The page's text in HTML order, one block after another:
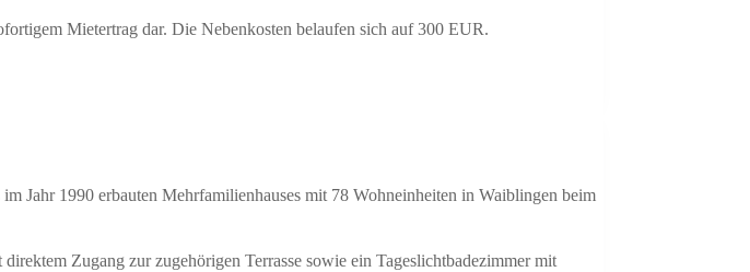
Mietertrag dar. Die Nebenkosten belaufen sich auf 300 EUR.
Jahr 1990 erbauten Mehrfamilienhauses mit 78 Wohneinheiten in Waiblingen beim
Zugang zur zugehörigen Terrasse sowie ein Tageslichtbadezimmer mit